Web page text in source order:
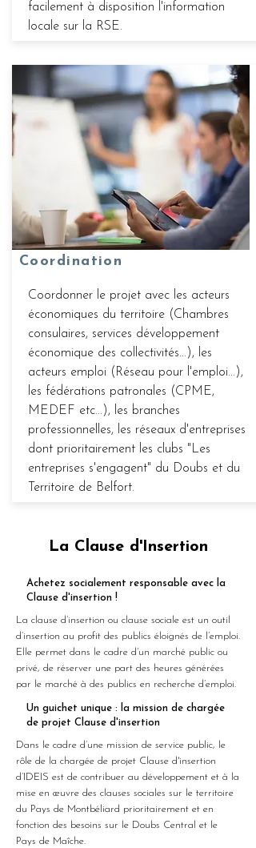
facilement à disposition l'information
locale sur la RSE.
Coordination
Coordonner le projet avec les acteurs
économiques du territoire (Chambres
consulaires, services développement
économique des collectivités...), les
acteurs emploi (Réseau pour l'emploi...),
les fédérations patronales (CPME,
MEDEF etc...), les branches
professionnelles, les réseaux d'entreprises
dont prioritairement les clubs "Les
entreprises s'engagent" du Doubs et du
Territoire de Belfort.
La Clause d'Insertion
Achetez socialement responsable avec la
Clause d'insertion !
La clause d’insertion ou clause sociale est un outil
d’insertion au profit des publics éloignés de l’emploi.
Elle permet dans le cadre d’un marché public ou
privé, de réserver une part des heures générées
par le marché à des publics en recherche d’emploi.
Un guichet unique : la mission de chargée
de projet Clause d'insertion
Dans le cadre d’une mission de service public, le
rôle de la chargée de projet Clause d'insertion
d’IDEIS est de contribuer au développement et à la
mise en œuvre des clauses sociales sur le territoire
du Pays de Montbéliard prioritairement et en
fonction des besoins sur le Doubs Central et le
Pays de Maîche.